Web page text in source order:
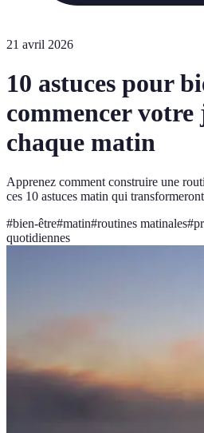
21 avril 2026
10 astuces pour
commencer votre
chaque matin
Apprenez comment construire une
ces 10 astuces matin qui
#bien-être#matin#routines matinales#
quotidiennes